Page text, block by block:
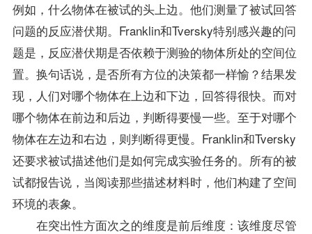
例如，什么物体在被试的头上边。他们测量了被试回答
问题的反应潜伏期。Franklin和Tversky特别感兴趣的问
题是，反应潜伏期是否依赖于测验的物体所处的空间位
置。换句话说，是否所有方位的决策都一样愉？结果发
现，人们对哪个物体在上边和下边，回答得很快。而对
哪个物体在前边和后边，判断得要慢一些。至于对哪个
物体在左边和右边，则判断得更慢。Franklin和Tversky
还要求被试描述他们是如何完成实验任务的。所有的被
试都报告说，当阅读那些描述材料时，他们构建了空间
环境的表象。
在突出性方面次之的维度是前后维度：该维度尽管